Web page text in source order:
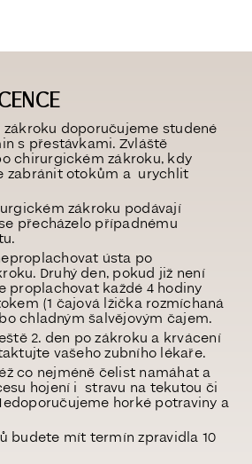
doporučujeme studené
s přestávkami. Zvláště
chirurgickém zákroku, kdy
zabránit otokům a urychlit
zákroku podávají
přecházelo případnému
ústa po
Druhý den, pokud již není
proplachovat každé 4 hodiny
(1 čajová lžička rozmíchaná
chladným šalvějovým čajem.
2. den po zákroku a krvácení
vašeho zubního lékaře.
co nejméně čelist namáhat a
hojení i stravu na tekutou či
horké potraviny a
budete mít termín zpravidla 10